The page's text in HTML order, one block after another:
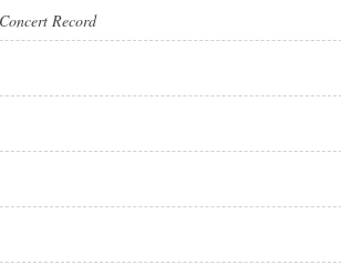
Record